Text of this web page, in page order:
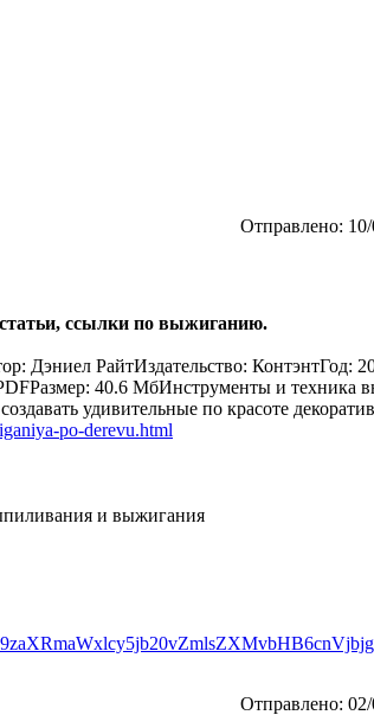
Отправлено:
ссылки по выжиганию.
Дэниел РайтИздательство: КонтэнтГод:
40.6 МбИнструменты и техника
удивительные по красоте
po-derevu.html
и выжигания
Отправлено: